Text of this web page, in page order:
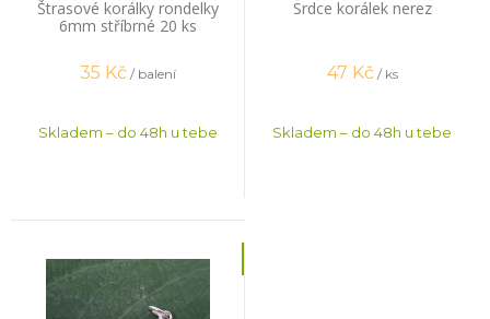
Štrasové korálky rondelky
6mm stříbrné 20 ks
35 Kč / balení
Skladem – do 48h u tebe
Srdce korálek nerez
47 Kč / ks
Skladem – do 48h u tebe